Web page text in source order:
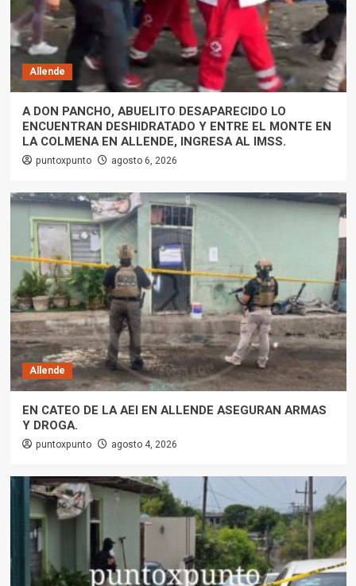
Allende
A DON PANCHO, ABUELITO DESAPARECIDO LO
ENCUENTRAN DESHIDRATADO Y ENTRE EL MONTE EN
LA COLMENA EN ALLENDE, INGRESA AL IMSS.
puntoxpunto agosto 6, 2026
Allende
EN CATEO DE LA AEI EN ALLENDE ASEGURAN ARMAS
Y DROGA.
puntoxpunto agosto 4, 2026